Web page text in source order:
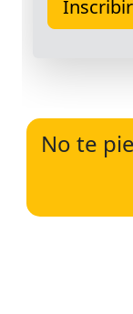
No te